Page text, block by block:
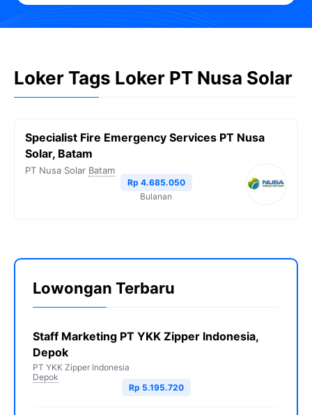
Loker Tags Loker PT Nusa Solar
Specialist Fire Emergency Services PT Nusa
Solar, Batam
PT Nusa Solar Batam
Rp 4.685.050
Bulanan
Lowongan Terbaru
Staff Marketing PT YKK Zipper Indonesia,
Depok
PT YKK Zipper Indonesia
Depok
Rp 5.195.720